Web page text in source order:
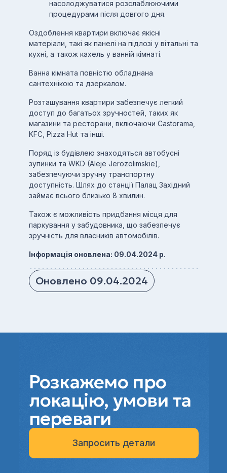
насолоджуватися розслаблюючими
процедурами після довгого дня.
Оздоблення квартири включає якісні
матеріали, такі як панелі на підлозі у вітальні та
кухні, а також кахель у ванній кімнаті.
Ванна кімната повністю обладнана
сантехнікою та дзеркалом.
Розташування квартири забезпечує легкий
доступ до багатьох зручностей, таких як
магазини та ресторани, включаючи Castorama,
KFC, Pizza Hut та інші.
Поряд із будівлею знаходяться автобусні
зупинки та WKD (Aleje Jerozolimskie),
забезпечуючи зручну транспортну
доступність. Шлях до станції Палац Західний
займає всього близько 8 хвилин.
Також є можливість придбання місця для
паркування у забудовника, що забезпечує
зручність для власників автомобілів.
Інформація оновлена: 09.04.2024 р.
Оновлено 09.04.2024
Розкажемо про
локацію, умови та
переваги
Запросить детали